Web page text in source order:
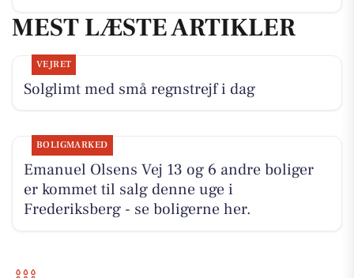
MEST LÆSTE ARTIKLER
VEJRET
Solglimt med små regnstrejf i dag
BOLIGMARKED
Emanuel Olsens Vej 13 og 6 andre boliger
er kommet til salg denne uge i
Frederiksberg - se boligerne her.